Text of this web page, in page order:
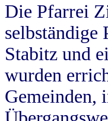
Die Pfarrei
Stabitz und
wurden
Gemeinden,